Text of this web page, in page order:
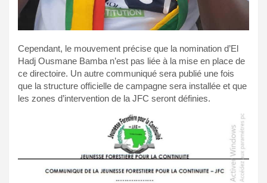
Cependant, le mouvement précise que la nomination d’El
Hadj Ousmane Bamba n’est pas liée à la mise en place de
ce directoire. Un autre communiqué sera publié une fois
que la structure officielle de campagne sera installée et que
les zones d’intervention de la JFC seront définies.